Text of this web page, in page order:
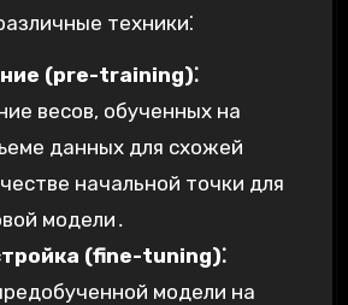
техники⁚
(pre-training)⁚
весов, обученных на
данных для схожей
начальной точки для
модели․
(fine-tuning)⁚
модели на